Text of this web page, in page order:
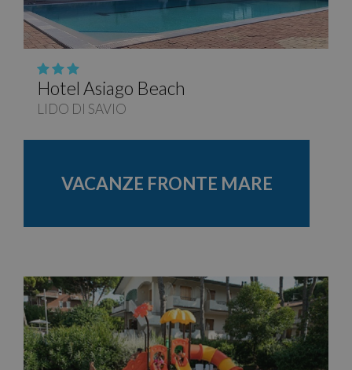
Hotel Asiago Beach
LIDO DI SAVIO
VACANZE FRONTE MARE